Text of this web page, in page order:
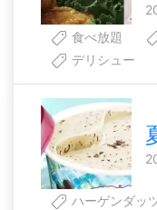
食べ放題
デリシュー
ハーゲンダッ